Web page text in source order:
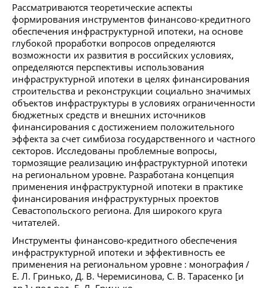
Рассматриваются теоретические аспекты
формирования инструментов финансово-кредитного
обеспечения инфраструктурной ипотеки, на основе
глубокой проработки вопросов определяются
возможности их развития в российских условиях,
определяются перспективы использования
инфраструктурной ипотеки в целях финансирования
строительства и реконструкции социально значимых
объектов инфраструктуры в условиях ограниченности
бюджетных средств и внешних источников
финансирования с достижением положительного
эффекта за счет симбиоза государственного и частного
секторов. Исследованы проблемные вопросы,
тормозящие реализацию инфраструктурной ипотеки
на региональном уровне. Разработана концепция
применения инфраструктурной ипотеки в практике
финансирования инфраструктурных проектов
Севастопольского региона. Для широкого круга
читателей.
Инструменты финансово-кредитного обеспечения
инфраструктурной ипотеки и эффективность ее
применения на региональном уровне : монография /
Е. Л. Гринько, Д. В. Черемисинова, С. В. Тарасенко [и